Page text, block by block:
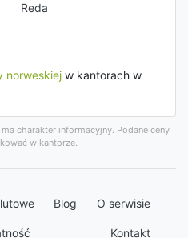
Reda
norweskiej w kantorach w
charakter informacyjny. Podane ceny
w kantorze.
Blog O serwisie
Kontakt